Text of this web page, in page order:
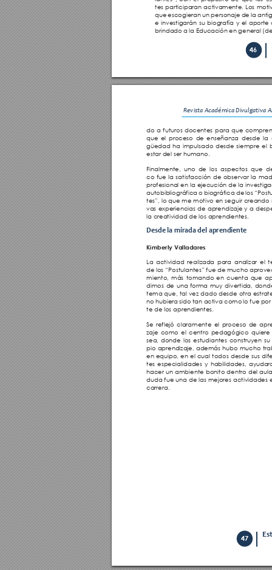
46
tes participaran activamente. Los
que escogieran un personaje de la
e investigarán su biografía y el
brindado a la Educación en general
Revista Académica Divulgativa
47
do a futuros docentes para que
que el proceso de enseñanza desde la
güedad ha impulsado desde siempre el
estar del ser humano.
Finalmente, uno de los aspectos que
co fue la satisfacción de observar la
profesional en la ejecución de la
autobibliográfica o biográfica de los
tes”, lo que me motivo en seguir creando
vas experiencias de aprendizaje y a
la creatividad de los aprendientes.
Desde la mirada del aprendiente
Kimberly Valladares
La actividad realizada para analizar el
de los “Postulantes” fue de mucho
miento, más tomando en cuenta que
dimos de una forma muy divertida,
tema que, tal vez dado desde otra
no hubiera sido tan activa como lo fue por
te de los aprendientes.
Se reflejó claramente el proceso de
zaje como el centro pedagógico
sea, donde los estudiantes construyen su
pio aprendizaje, además hubo mucho
en equipo, en el cual todos desde sus
tes especialidades y habilidades,
hacer un ambiente bonito dentro del
duda fue una de las mejores actividades
carrera.